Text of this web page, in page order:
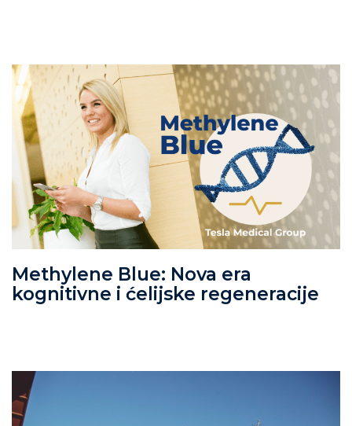
Methylene Blue: Nova era
kognitivne i ćelijske regeneracije